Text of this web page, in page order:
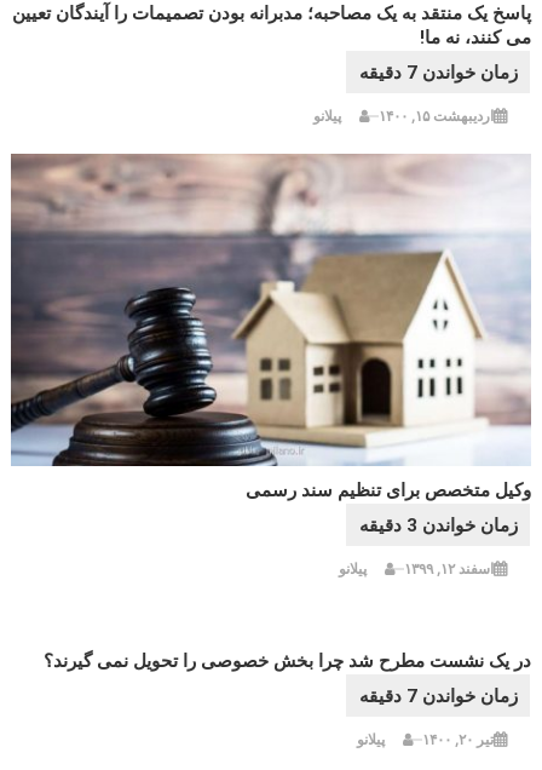
پاسخ یک منتقد به یک مصاحبه؛ مدبرانه بودن تصمیمات را آیندگان تعیین
می کنند، نه ما!
اردیبهشت ۱۵, ۱۴۰۰ پیلانو
وکیل متخصص برای تنظیم سند رسمی
اسفند ۱۲, ۱۳۹۹ پیلانو
در یک نشست مطرح شد چرا بخش خصوصی را تحویل نمی گیرند؟
تیر ۲۰, ۱۴۰۰ پیلانو